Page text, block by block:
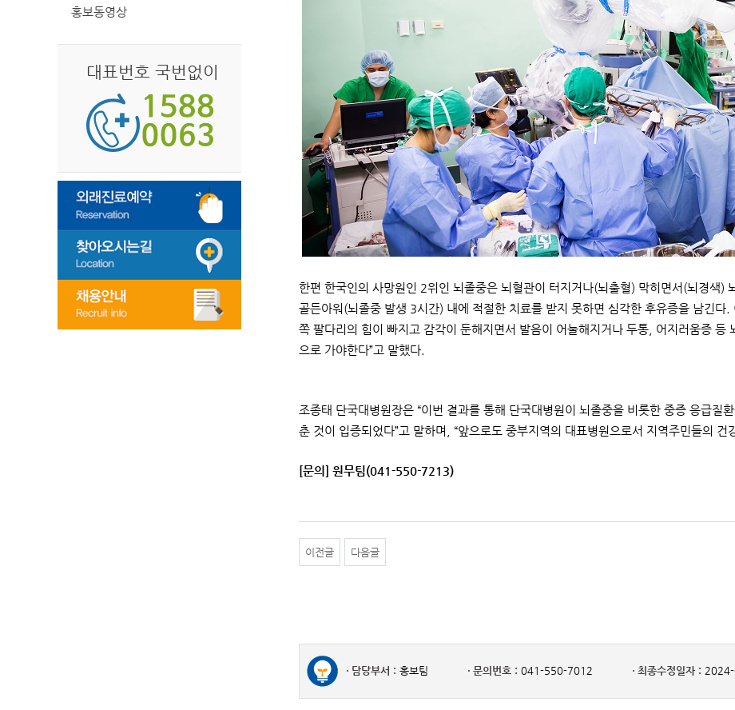
홍보동영상
대표번호 국번없이
한편 한국인의 사망원인 2위인 뇌졸중은 뇌혈관이 터지거나(뇌출혈) 막히면서(뇌경색)
골든아워(뇌졸중 발생 3시간) 내에 적절한 치료를 받지 못하면 심각한 후유증을 남긴다
쪽 팔다리의 힘이 빠지고 감각이 둔해지면서 발음이 어눌해지거나 두통, 어지러움증 등
으로 가야한다”고 말했다.
조종태 단국대병원장은 “이번 결과를 통해 단국대병원이 뇌졸중을 비롯한 중증 응급질
춘 것이 입증되었다”고 말하며, “앞으로도 중부지역의 대표병원으로서 지역주민들의
[문의] 원무팀(041-550-7213)
이전글 다음글
담당부서 : 홍보팀 문의번호 : 041-550-7012 최종수정일자 :